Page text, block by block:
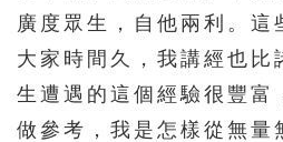
廣度眾生，自他兩利。這
大家時間久，我講經也比
生遭遇的這個經驗很豐富
做參考，我是怎樣從無量